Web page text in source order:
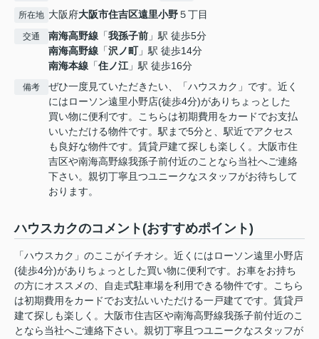
所在地 大阪府大阪市住吉区遠里小野５丁目
交通 南海高野線 「我孫子前 」駅 徒歩5分
南海高野線 「沢ノ町」駅 徒歩14分
南海本線 「住ノ江」駅 徒歩16分
備考
ぜひ一度見ていただきたい、「ハウスカク」です。近く
にはローソン遠里小野店(徒歩4分)がありちょっとした
買い物に便利です。こちらは初期費用をカードでお支払
いいただける物件です。駅まで5分と、駅近でアクセス
も良好な物件です。賃貸戸建て探しも楽しく。大阪市住
吉区や南海高野線我孫子前付近のことなら当社へご連絡
下さい。親切丁寧且つユニークなスタッフがお待ちして
おります。
ハウスカクのコメント(おすすめポイント)
「ハウスカク」のここがイチオシ。近くにはローソン遠里小野店
(徒歩4分)がありちょっとした買い物に便利です。お車をお持ち
の方にオススメの、自走式駐車場を利用できる物件です。こちら
は初期費用をカードでお支払いいただける一戸建てです。賃貸戸
建て探しも楽しく。大阪市住吉区や南海高野線我孫子前付近のこ
となら当社へご連絡下さい。親切丁寧且つユニークなスタッフが